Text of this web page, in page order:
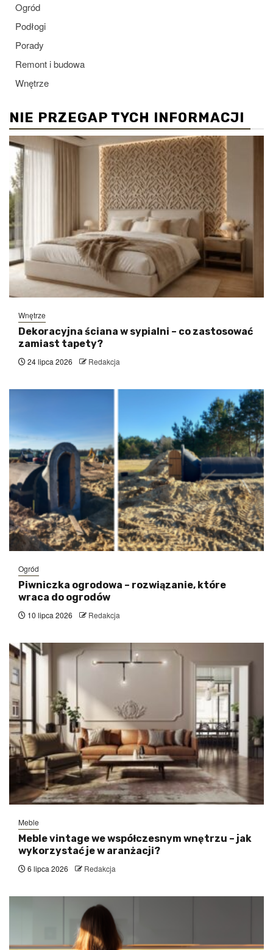
Ogród
Podłogi
Porady
Remont i budowa
Wnętrze
NIE PRZEGAP TYCH INFORMACJI
Wnętrze
Dekoracyjna ściana w sypialni – co zastosować
zamiast tapety?
24 lipca 2026 Redakcja
Ogród
Piwniczka ogrodowa – rozwiązanie, które
wraca do ogrodów
10 lipca 2026 Redakcja
Meble
Meble vintage we współczesnym wnętrzu – jak
wykorzystać je w aranżacji?
6 lipca 2026 Redakcja